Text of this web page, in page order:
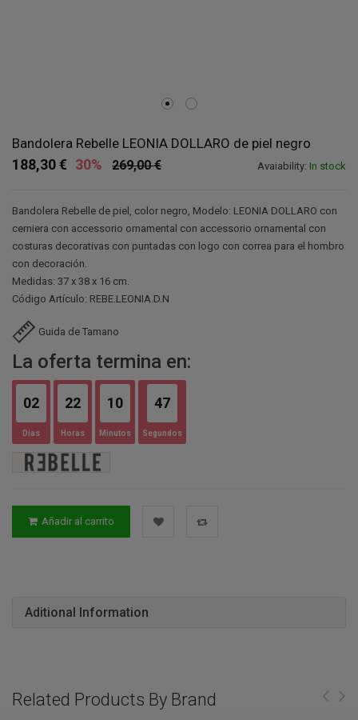
Bandolera Rebelle LEONIA DOLLARO de piel negro
Avaiability: In stock
269,00 €
188,30 € 30%
Bandolera Rebelle de piel, color negro, Modelo: LEONIA DOLLARO con
cerniera con accessorio ornamental con accessorio ornamental con
costuras decorativas con puntadas con logo con correa para el hombro
con decoración.
Medidas: 37 x 38 x 16 cm.
Código Artículo: REBE.LEONIA.D.N
Guida de Tamano
La oferta termina en:
02
Días
22
Horas
10
Minutos
46
Segundos
Añadir al carrito
Aditional Information
Related Products By Brand